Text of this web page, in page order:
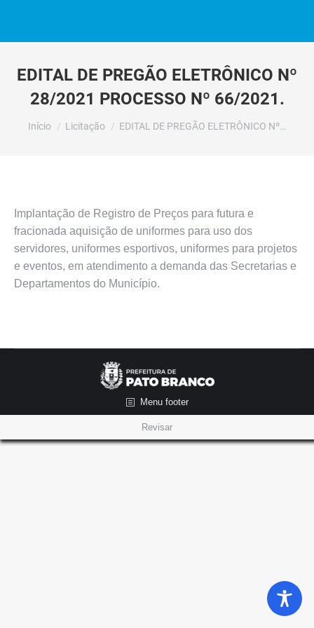
EDITAL DE PREGÃO ELETRÔNICO Nº
28/2021 PROCESSO Nº 66/2021.
Você está aqui:
Início Licitação EDITAL DE PREGÃO ELETRÔNICO Nº…
Implantação de Registro de Preços para futura e
fracionada aquisição de uniformes para uso dos
servidores, uniformes esportivos, uniformes para projetos
e eventos, em atendimento a demanda das Secretarias e
Departamentos do Município.
Menu footer
Revisar